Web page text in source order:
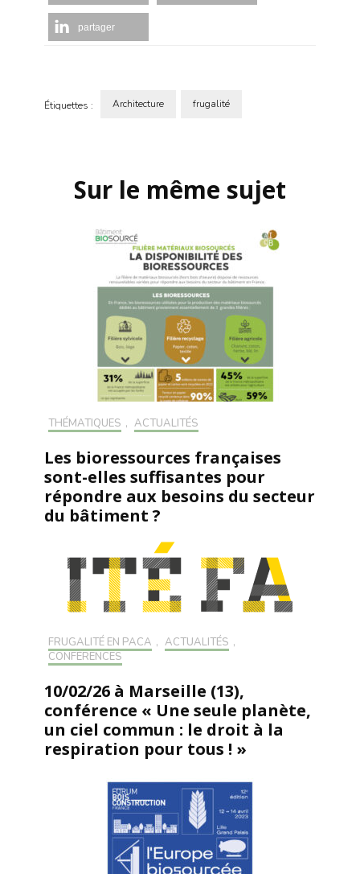
partager
Étiquettes : Architecture frugalité
Sur le même sujet
THÉMATIQUES , ACTUALITÉS
Les bioressources françaises
sont-elles suffisantes pour
répondre aux besoins du secteur
du bâtiment ?
FRUGALITÉ EN PACA , ACTUALITÉS ,
CONFÉRENCES
10/02/26 à Marseille (13),
conférence « Une seule planète,
un ciel commun : le droit à la
respiration pour tous ! »